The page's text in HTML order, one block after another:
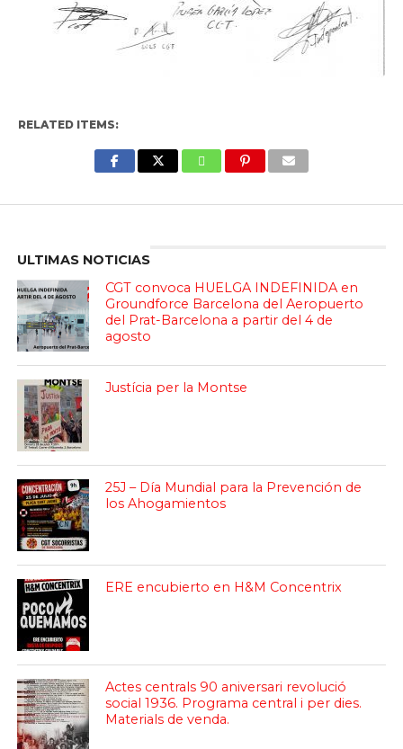
RELATED ITEMS:
ULTIMAS NOTICIAS
CGT convoca HUELGA INDEFINIDA en
Groundforce Barcelona del Aeropuerto
del Prat-Barcelona a partir del 4 de
agosto
Justícia per la Montse
25J – Día Mundial para la Prevención de
los Ahogamientos
ERE encubierto en H&M Concentrix
Actes centrals 90 aniversari revolució
social 1936. Programa central i per dies.
Materials de venda.